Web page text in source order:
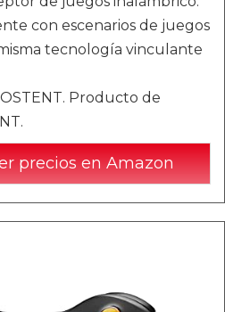
con escenarios de juegos
tecnología vinculante
Producto de
precios en Amazon